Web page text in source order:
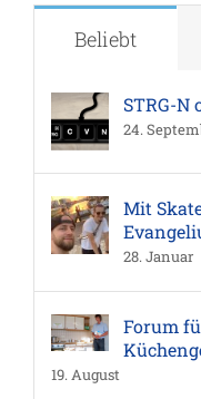
Beliebt
STRG-N
24.
Mit
28. Januar
Forum
19. August